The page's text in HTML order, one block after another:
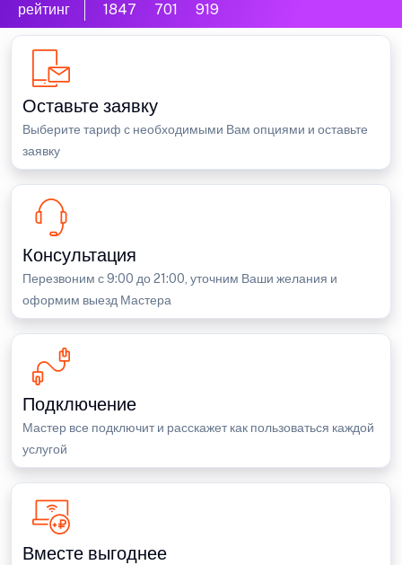
рейтинг 1847 701 919
Оставьте заявку
Выберите тариф с необходимыми Вам опциями и оставьте
заявку
Консультация
Перезвоним с 9:00 до 21:00, уточним Ваши желания и
оформим выезд Мастера
Подключение
Мастер все подключит и расскажет как пользоваться каждой
услугой
Вместе выгоднее